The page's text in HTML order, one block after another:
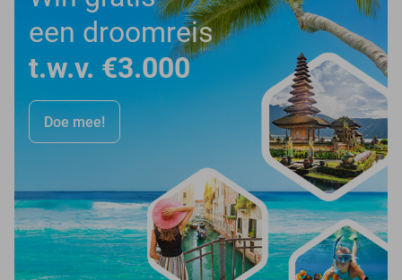
een droomreis
t.w.v. €3.000
Doe mee!